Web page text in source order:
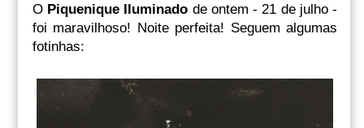
O Piquenique Iluminado de ontem - 21 de julho -
foi maravilhoso! Noite perfeita! Seguem algumas
fotinhas: